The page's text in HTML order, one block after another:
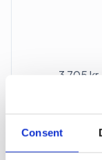
Consent
3 705 kr